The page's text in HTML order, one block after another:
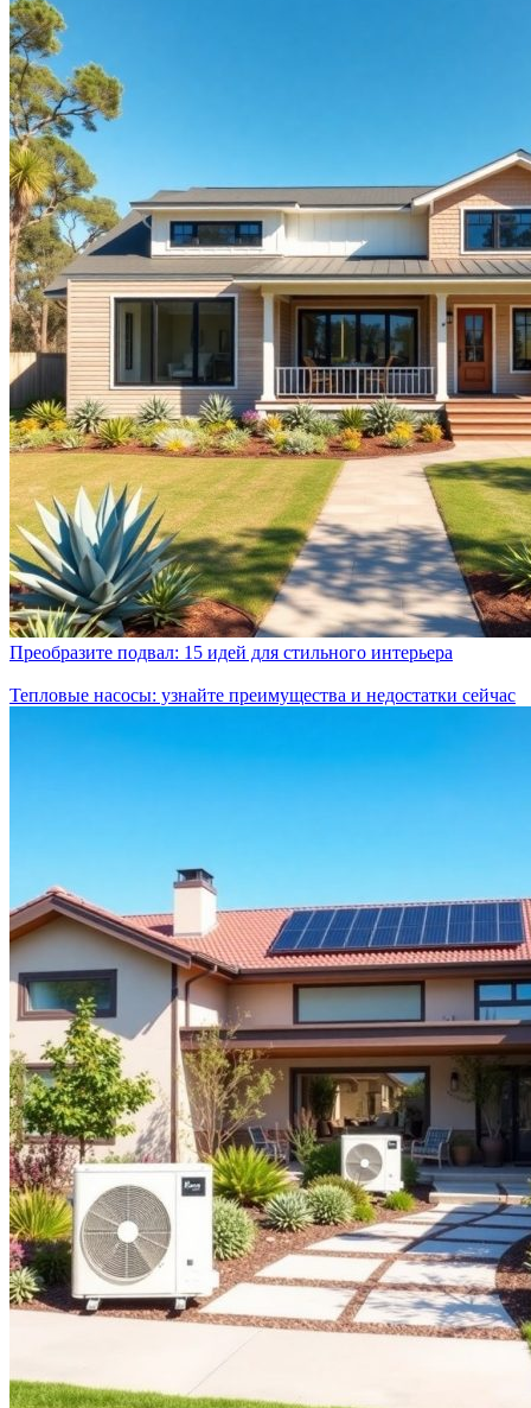
Преобразите подвал: 15 идей для стильного интерьера
Тепловые насосы: узнайте преимущества и недостатки сейчас